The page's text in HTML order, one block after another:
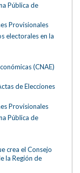
Pública de
Provisionales
electorales en la
(CNAE)
de Elecciones
Provisionales
Pública de
crea el Consejo
la Región de